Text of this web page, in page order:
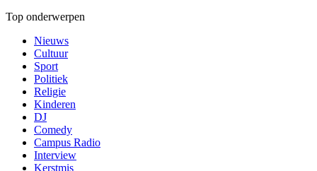
Top onderwerpen
Nieuws
Cultuur
Sport
Politiek
Religie
Kinderen
DJ
Comedy
Campus Radio
Interview
Kerstmis